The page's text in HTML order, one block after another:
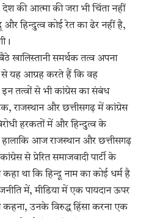
देश की आत्मा की जरा भी चिंता नहीं
और हिन्दुत्व कोई रेत का ढेर नहीं है,
खालिस्तानी समर्थक तत्व अपना
से यह आग्रह करते हैं कि वह
तत्वों से भी कांग्रेस का संबंध
राजस्थान और छत्तीसगढ़ में कांग्रेस
हरकतों में और हिन्दुत्व के
हालाकि आज राजस्थान और छत्तीसगढ़
से प्रेरित समाजवादी पार्टी के
कहा था कि हिन्दू नाम का कोई धर्म है
में, मीडिया में एक पायदान ऊपर
उनके विरुद्ध हिंसा करना एक